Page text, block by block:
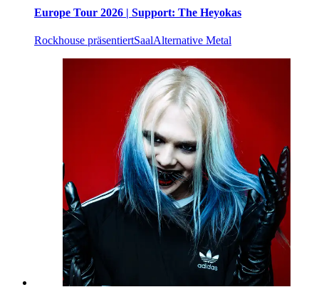
Europe Tour 2026 | Support: The Heyokas
Rockhouse präsentiertSaalAlternative Metal